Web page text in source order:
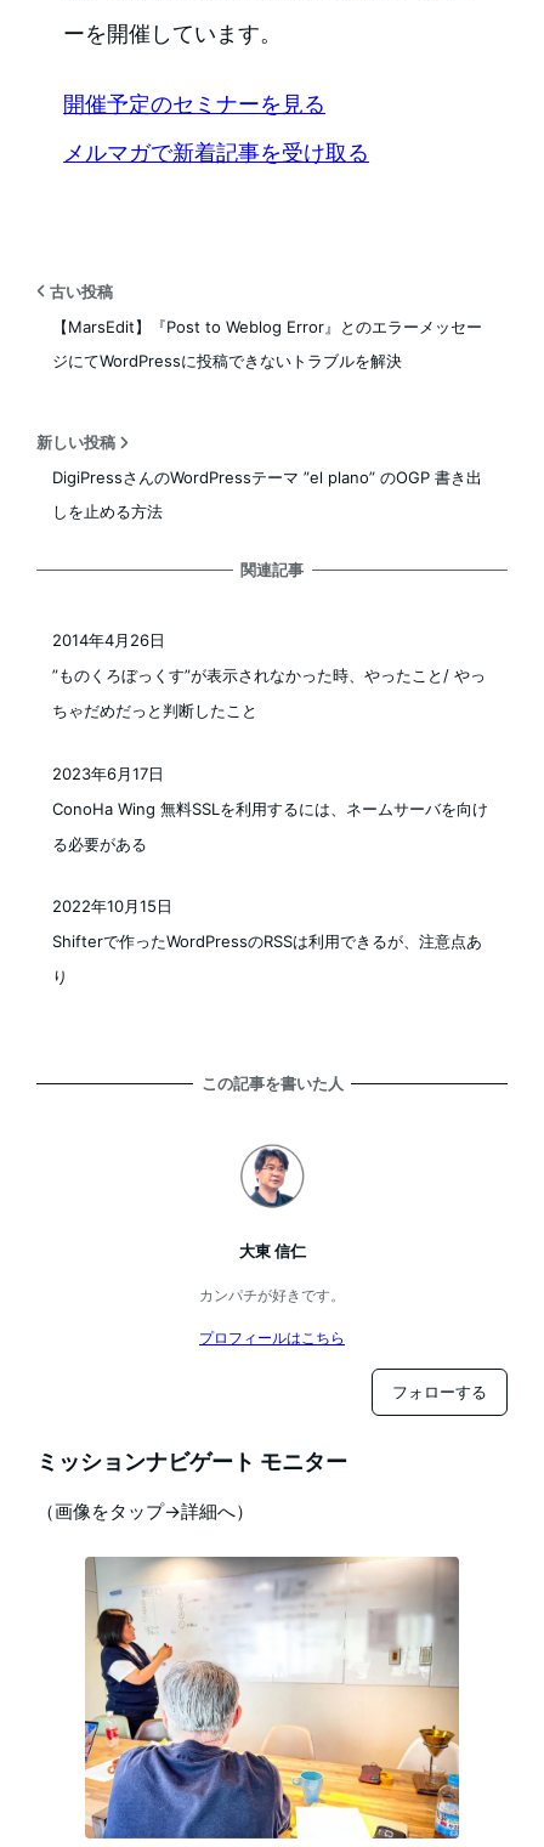
ーを開催しています。
開催予定のセミナーを見る
メルマガで新着記事を受け取る
古い投稿
【MarsEdit】『Post to Weblog Error』とのエラーメッセー
ジにてWordPressに投稿できないトラブルを解決
新しい投稿
DigiPressさんのWordPressテーマ ”el plano” のOGP 書き出
しを止める方法
関連記事
”ものくろぼっくす”が表示されなかった時、やったこと/ やっ
ちゃだめだっと判断したこと
2014年4月26日
ConoHa Wing 無料SSLを利用するには、ネームサーバを向け
る必要がある
2023年6月17日
Shifterで作ったWordPressのRSSは利用できるが、注意点あ
り
2022年10月15日
この記事を書いた人
大東 信仁
カンパチが好きです。
プロフィールはこちら
フォローする
ミッションナビゲート モニター
（画像をタップ→詳細へ）